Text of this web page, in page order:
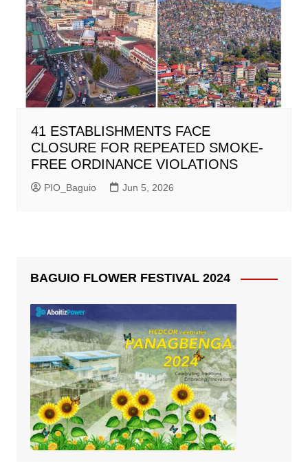
41 ESTABLISHMENTS FACE
CLOSURE FOR REPEATED SMOKE-
FREE ORDINANCE VIOLATIONS
PIO_Baguio Jun 5, 2026
BAGUIO FLOWER FESTIVAL 2024